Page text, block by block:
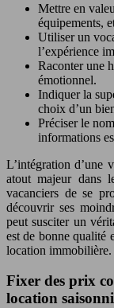
Mettre en
équipements,
Utiliser un
l’expérience
Raconter une
émotionnel.
Indiquer la
choix d’un
Préciser le
informations
L’intégration d’une
atout majeur dans
vacanciers de se
découvrir ses
peut susciter un
est de bonne qualité
location immobilière.
Fixer des prix
location